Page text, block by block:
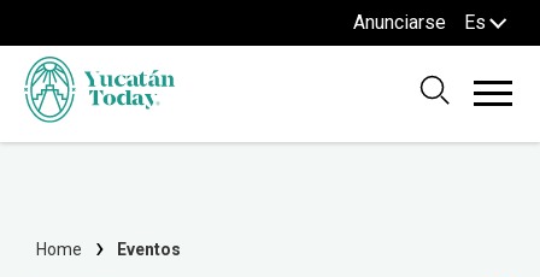
Anunciarse Es
Home Eventos